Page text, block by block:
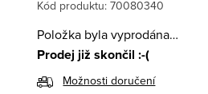
Kód produktu: 70080340
Položka byla vyprodána…
Prodej již skončil :-(
Možnosti doručení